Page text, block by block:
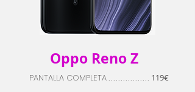
Oppo Reno Z
PANTALLA COMPLETA................. 119€